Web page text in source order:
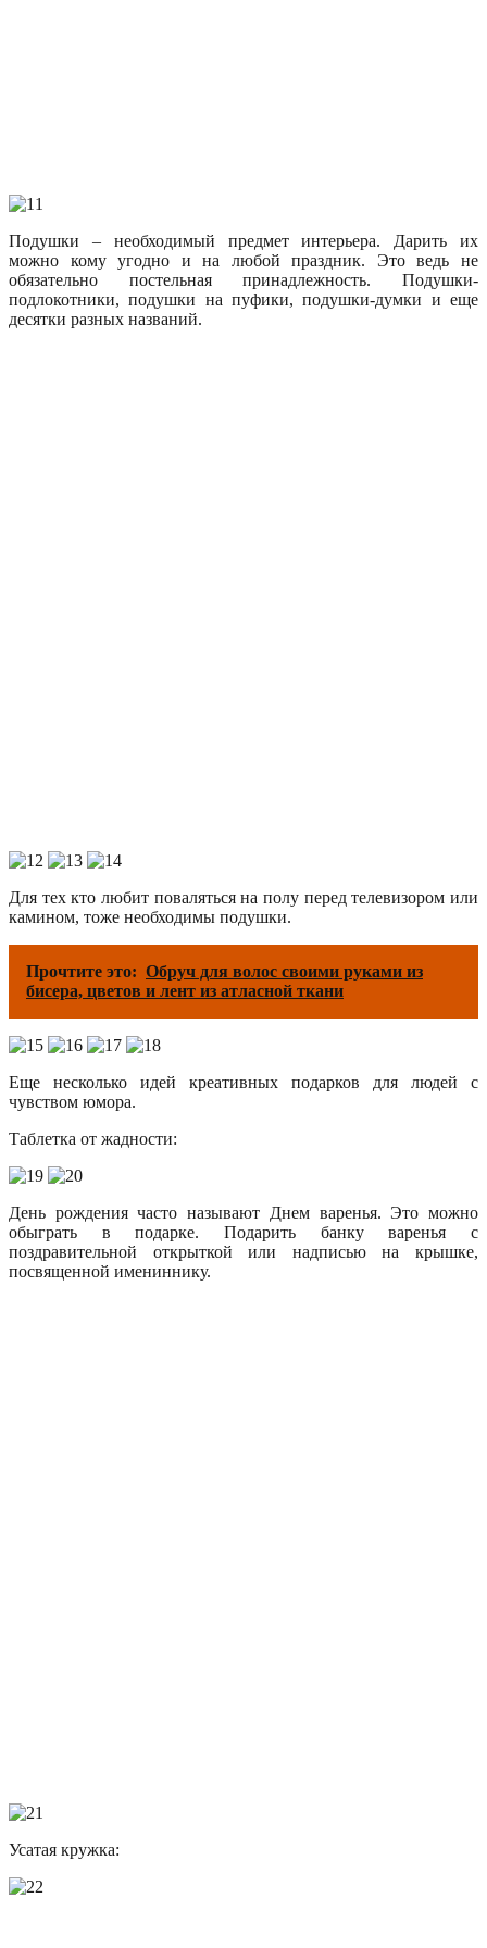
Подушки – необходимый предмет интерьера. Дарить их
можно кому угодно и на любой праздник. Это ведь не
обязательно постельная принадлежность. Подушки-
подлокотники, подушки на пуфики, подушки-думки и еще
десятки разных названий.
Для тех кто любит поваляться на полу перед телевизором или
камином, тоже необходимы подушки.
Прочтите это: Обруч для волос своими руками из
бисера, цветов и лент из атласной ткани
Еще несколько идей креативных подарков для людей с
чувством юмора.
Таблетка от жадности:
День рождения часто называют Днем варенья. Это можно
обыграть в подарке. Подарить банку варенья с
поздравительной открыткой или надписью на крышке,
посвященной имениннику.
Усатая кружка: